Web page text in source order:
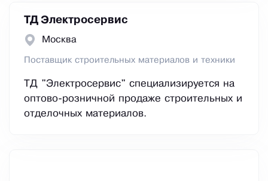
ТД Электросервис
Москва
Поставщик строительных материалов и техники
ТД "Электросервис" специализируется на
оптово-розничной продаже строительных и
отделочных материалов.